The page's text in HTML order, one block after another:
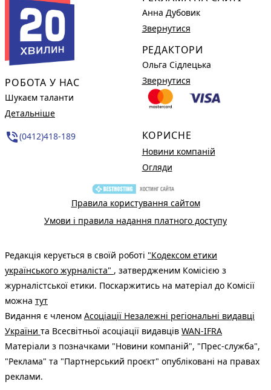
РОБОТА У НАС
Шукаєм таланти
Детальніше
phone_in_talk(0412)418-189
Анна Дубовик
Звернутися
РЕДАКТОРИ
Ольга Сідлецька
Звернутися
КОРИСНЕ
Новини компаній
Огляди
Правила користування сайтом
Умови і правила надання платного доступу
Редакція керується в своїй роботі "Кодексом етики
українського журналіста" , затвердженим Комісією з
журналістської етики. Поскаржитись на матеріал до Комісії
можна тут
Видання є членом Асоціації Незалежні регіональні видавці
України та Всесвітньої асоціації видавців WAN-IFRA
Матеріали з позначками "Новини компаній", "Прес-служба",
"Реклама" та "Партнерський проєкт" опубліковані на правах
реклами.